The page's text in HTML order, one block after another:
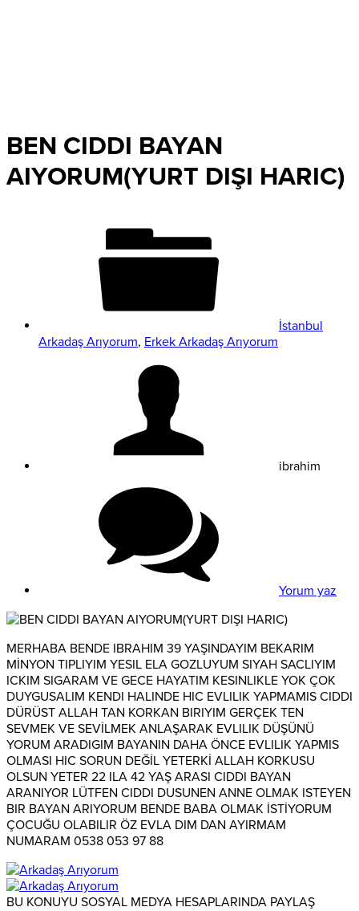
BEN CIDDI BAYAN
AIYORUM(YURT DIŞI HARIC)
İstanbul
Arkadaş Arıyorum, Erkek Arkadaş Arıyorum
ibrahim
Yorum yaz
MERHABA BENDE IBRAHIM 39 YAŞINDAYIM BEKARIM
MİNYON TIPLIYIM YESIL ELA GOZLUYUM SIYAH SACLIYIM
ICKIM SIGARAM VE GECE HAYATIM KESINLIKLE YOK ÇOK
DUYGUSALIM KENDI HALINDE HIC EVLILIK YAPMAMIS CIDDI
DÜRÜST ALLAH TAN KORKAN BIRIYIM GERÇEK TEN
SEVMEK VE SEVİLMEK ANLAŞARAK EVLILIK DÜŞÜNÜ
YORUM ARADIGIM BAYANIN DAHA ÖNCE EVLILIK YAPMIS
OLMASI HIC SORUN DEĞİL YETERKİ ALLAH KORKUSU
OLSUN YETER 22 ILA 42 YAŞ ARASI CIDDI BAYAN
ARANIYOR LÜTFEN CIDDI DUSUNEN ANNE OLMAK ISTEYEN
BIR BAYAN ARIYORUM BENDE BABA OLMAK İSTİYORUM
ÇOCUĞU OLABILIR ÖZ EVLA DIM DAN AYIRMAM
NUMARAM 0538 053 97 88
BU KONUYU SOSYAL MEDYA HESAPLARINDA PAYLAŞ